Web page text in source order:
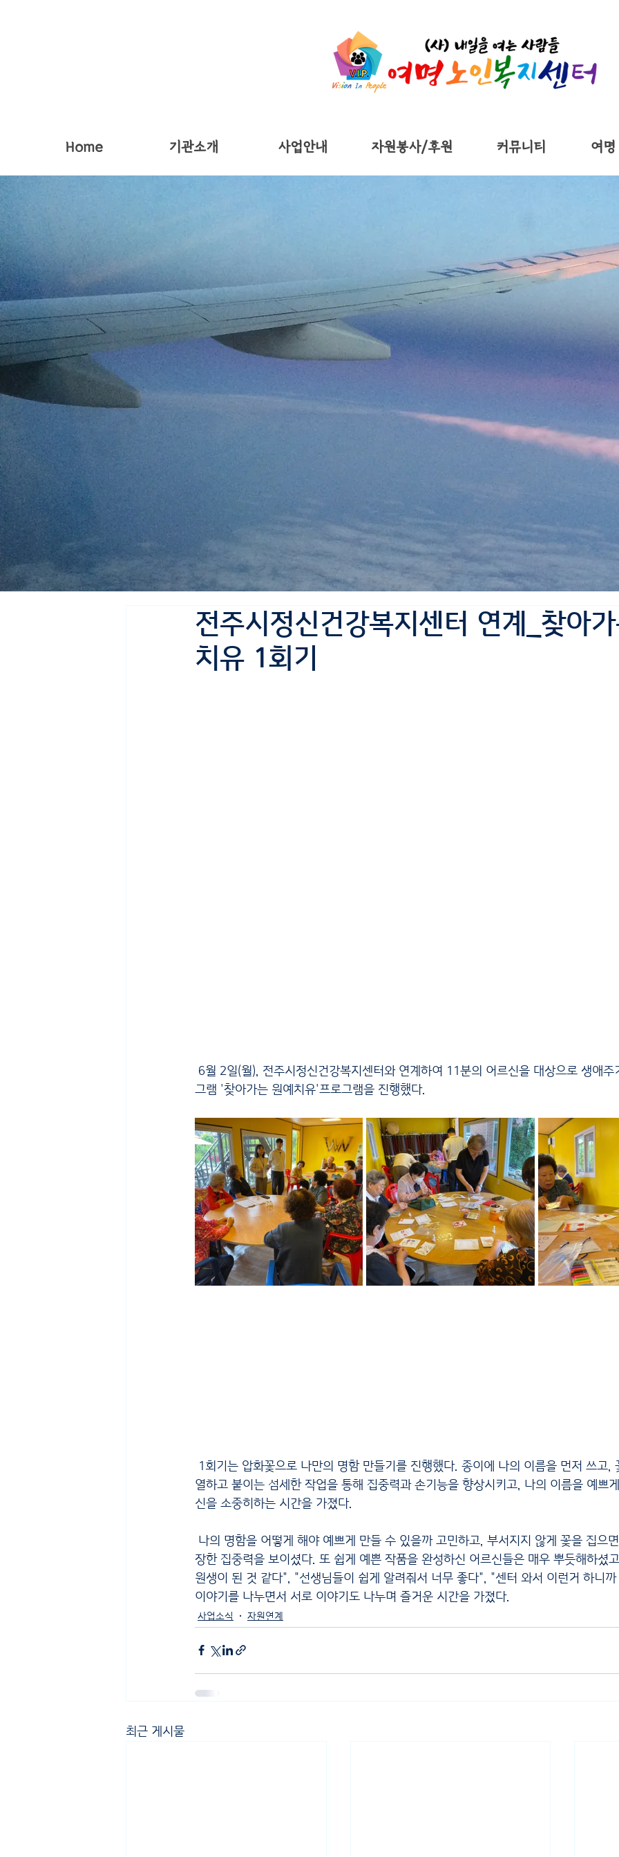
Home 기관소개 사업안내 자원봉사/후원 커뮤니티 여
전주시정신건강복지센터 연계_찾아
치유 1회기
그램 '찾아가는 원예치유'프로그램을 진행했다.
1회기는 압화꽃으로 나만의 명함 만들기를 진행했다. 종이에 나의 이름을 먼저 쓰고,
열하고 붙이는 섬세한 작업을 통해 집중력과 손기능을 향상시키고, 나의 이름을 예쁘
신을 소중히하는 시간을 가졌다.
장한 집중력을 보이셨다. 또 쉽게 예쁜 작품을 완성하신 어르신들은 매우 뿌듯해하셨
원생이 된 것 같다", "선생님들이 쉽게 알려줘서 너무 좋다", "센터 와서 이런거 하니
이야기를 나누면서 서로 이야기도 나누며 즐거운 시간을 가졌다.
사업소식 자원연계
최근 게시물